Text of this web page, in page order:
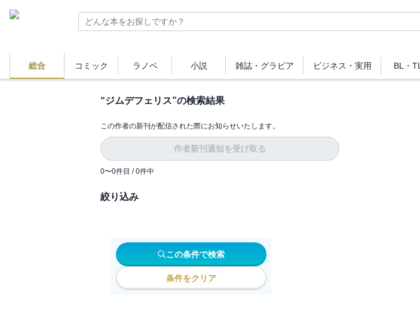
総合 コミック ラノベ 小説 雑誌・ グラビア ビジネス ・実用 BL・TL
“ジムデフェリス”の検索結果
この作者の新刊が配信された際にお知らせいたします。
作者新刊通知を受け取る
0〜0件目 / 0件中
絞り込み
この条件で検索
条件をクリア